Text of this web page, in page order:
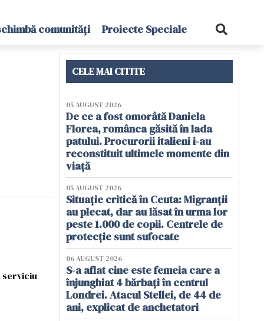
comunități Proiecte Speciale
serviciu
CELE MAI CITITE
05 AUGUST 2026
De ce a fost omorâtă Daniela
Florea, românca găsită în lada
patului. Procurorii italieni i-au
reconstituit ultimele momente din
viață
05 AUGUST 2026
Situație critică în Ceuta: Migranții
au plecat, dar au lăsat în urma lor
peste 1.000 de copii. Centrele de
protecție sunt sufocate
06 AUGUST 2026
S-a aflat cine este femeia care a
înjunghiat 4 bărbați în centrul
Londrei. Atacul Stellei, de 44 de
ani, explicat de anchetatori